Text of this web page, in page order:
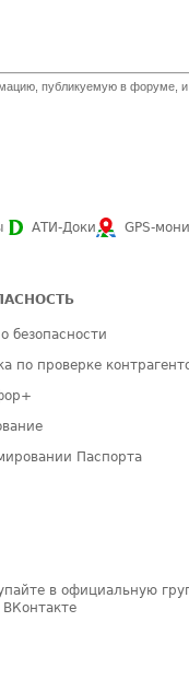
публикуемую в форуме,
АТИ-Доки GPS-
безопасности
по проверке
Паспорта
в официальную